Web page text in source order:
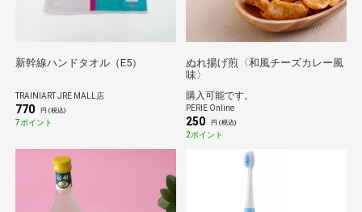
新幹線ハンドタオル（E5）
TRAINIART JRE MALL店
770 円 (税込)
7ポイント
ぬれ揚げ煎〈和風チーズカレー風
味〉
購入可能です。
PERIE Online
250 円 (税込)
2ポイント